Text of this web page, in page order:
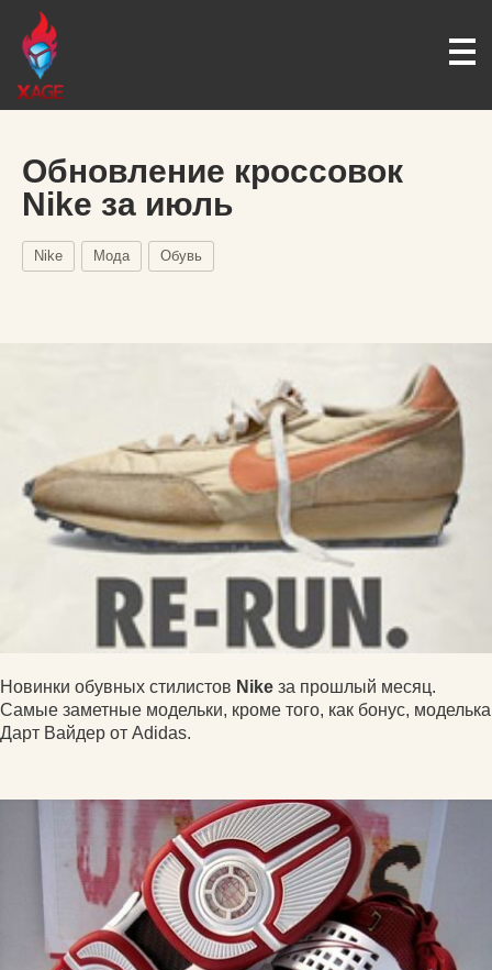
Обновление кроссовок
Nike за июль
Nike Мода Обувь
Новинки обувных стилистов Nike за прошлый месяц.
Самые заметные модельки, кроме того, как бонус, моделька
Дарт Вайдер от Adidas.